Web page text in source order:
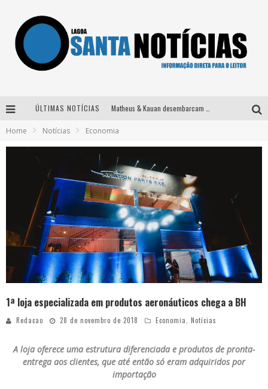
ÚLTIMAS NOTÍCIAS
Home Notícias Economia
1ª loja especializada em produtos aeronáuticos chega a BH
Redacao 28 de novembro de 2018 Economia, Notícias
A loja oferece uma estrutura diferenciada e produtos de pronta-
entrega aos clientes, que até então só eram adquiridos por
importação